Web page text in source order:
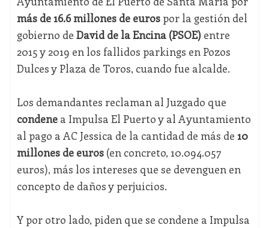
más de 16.6 millones de eurospor la gestión del
gobierno de David de la Encina (PSOE)entre
2015 y 2019 en los fallidos parkings en Pozos
Dulces y Plaza de Toros, cuando fue alcalde.
Los demandantes reclaman al Juzgado que
condenea Impulsa El Puerto y al Ayuntamiento
al pago a AC Jessica de la cantidad de más de 10
millones de euros(en concreto, 10.094.057
euros), más los intereses que se devenguen en
concepto de daños y perjuicios.
Y por otro lado, piden que se condene a Impulsa